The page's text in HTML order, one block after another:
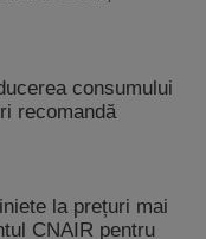
consumului
recomandă
la prețuri mai
CNAIR pentru